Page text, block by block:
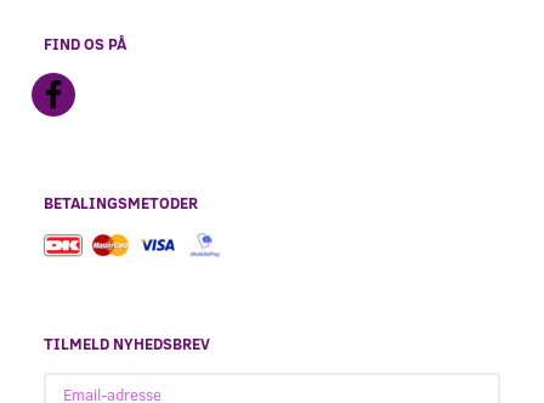
FIND OS PÅ
BETALINGSMETODER
TILMELD NYHEDSBREV